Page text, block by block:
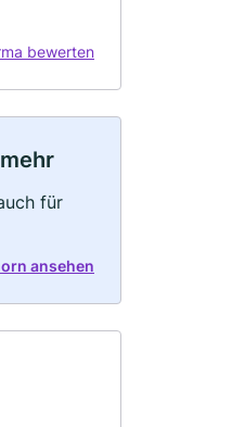
bewerten
für
ansehen